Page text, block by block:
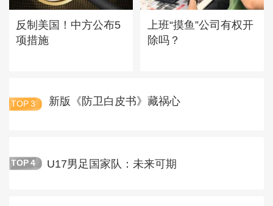
反制美国！中方公布5
项措施
上班“摸鱼”公司有权开
除吗？
TOP 3 新版《防卫白皮书》藏祸心
TOP 4 U17男足国家队：未来可期